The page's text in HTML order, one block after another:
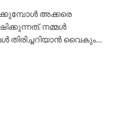
അക്കരെ
നമ്മൾ
തിരിച്ചറിയാൻ വൈകും…